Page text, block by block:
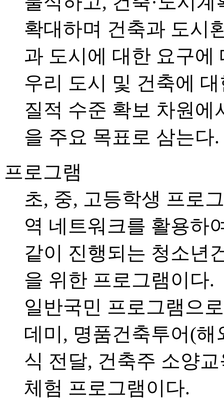
확대하며 건축과 도시
과 도시에 대한 요구에
우리 도시 및 건축에
질적 수준 확보 차원에
을 주요 목표로 삼는다.
프로그램
초, 중, 고등학생 프로
역 네트워크를 활용하
같이 진행되는 청소년
을 위한 프로그램이다.
일반국민 프로그램으
데미, 명품건축투어(
식 전달, 건축주 소양
체험 프로그램이다.